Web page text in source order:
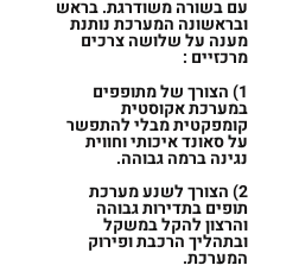
עם בשורה משודרגת. בראש
ובראשונה המערכת נותנת
מענה על שלושה צרכים
מרכזיים :
1) הצורך של מתופפים
במערכת אקוסטית
קומפקטית מבלי להתפשר
על סאונד איכותי וחווית
נגינה ברמה גבוהה.
2) הצורך לשנע מערכת
תופים בתדירות גבוהה
והרצון להקל במשקל
ובתהליך הרכבת ופירוק
המערכת.